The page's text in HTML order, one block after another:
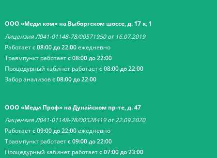
ООО «Меди ком» на Выборгском шоссе, д. 17 к. 1
Лицензия Л041-01148-78/00571950 от 16.07.2019
Работаетс 08:00 до 22:00ежедневно
Травмпункт работаетс 08:00 до 22:00
Процедурный кабинет работаетс 08:00 до 22:00
Забор анализовс 08:00 до 22:00
ООО «Меди Проф» на Дунайском пр-те, д. 47
Лицензия Л041-01148-78/00328419 от 22.09.2020
Работаетс 09:00 до 22:00ежедневно
Травмпункт работаетс 09:00 до 22:00
Процедурный кабинет работаетс 07:00 до 23:00